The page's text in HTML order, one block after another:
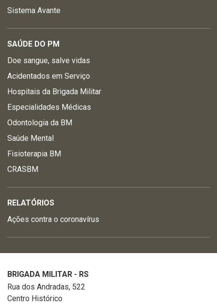
Sistema Avante
SAÚDE DO PM
Doe sangue, salve vidas
Acidentados em Serviço
Hospitais da Brigada Militar
Especialidades Médicas
Odontologia da BM
Saúde Mental
Fisioterapia BM
CRASBM
RELATÓRIOS
Ações contra o coronavírus
BRIGADA MILITAR - RS
Rua dos Andradas, 522
Centro Histórico